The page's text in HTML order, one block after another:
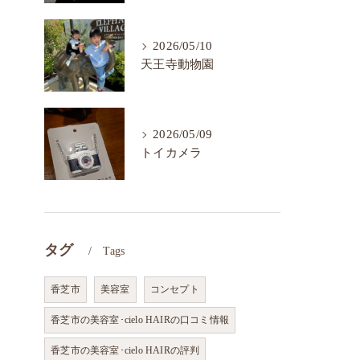
2026/05/10
天王寺動物園
2026/05/09
トイカメラ
タグ Tags
香芝市 美容室 コンセプト
香芝市の美容室･cielo HAIRの口コミ情報
香芝市の美容室･cielo HAIRの評判